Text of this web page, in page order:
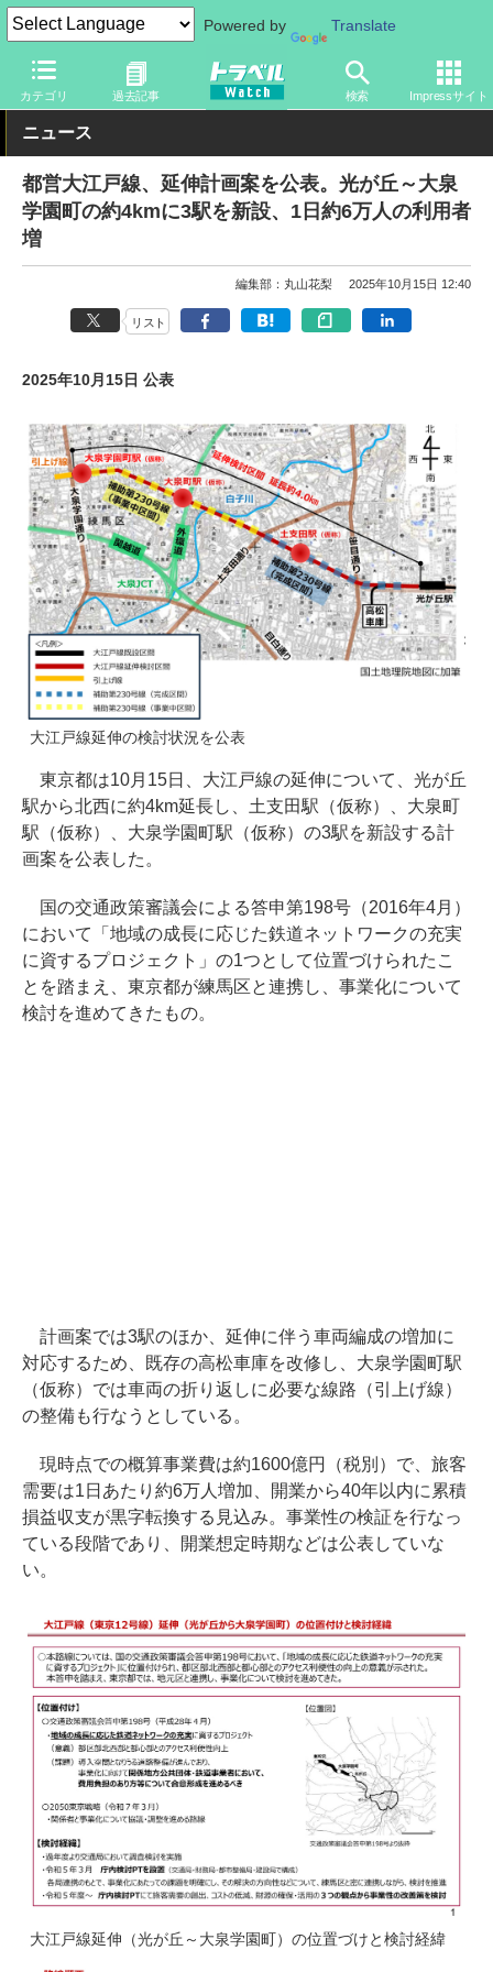
Powered by Translate
カテゴリ 過去記事 検索 Impressサイト
トラベル Watch 地域 国内旅行 東京
ニュース
都営大江戸線、延伸計画案を公表。光が丘～大泉
学園町の約4kmに3駅を新設、1日約6万人の利用者
増
編集部：丸山花梨 2025年10月15日 12:40
リスト
2025年10月15日 公表
大江戸線延伸の検討状況を公表
東京都は10月15日、大江戸線の延伸について、光が丘
駅から北西に約4km延長し、土支田駅（仮称）、大泉町
駅（仮称）、大泉学園町駅（仮称）の3駅を新設する計
画案を公表した。
国の交通政策審議会による答申第198号（2016年4月）
において「地域の成長に応じた鉄道ネットワークの充実
に資するプロジェクト」の1つとして位置づけられたこ
とを踏まえ、東京都が練馬区と連携し、事業化について
検討を進めてきたもの。
計画案では3駅のほか、延伸に伴う車両編成の増加に
対応するため、既存の高松車庫を改修し、大泉学園町駅
（仮称）では車両の折り返しに必要な線路（引上げ線）
の整備も行なうとしている。
現時点での概算事業費は約1600億円（税別）で、旅客
需要は1日あたり約6万人増加、開業から40年以内に累積
損益収支が黒字転換する見込み。事業性の検証を行なっ
ている段階であり、開業想定時期などは公表していな
い。
大江戸線延伸（光が丘～大泉学園町）の位置づけと検討経緯